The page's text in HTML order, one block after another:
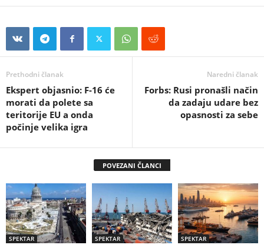
Prethodni članak
Ekspert objasnio: F-16 će
morati da polete sa
teritorije EU a onda
počinje velika igra
Naredni članak
Forbs: Rusi pronašli način
da zadaju udare bez
opasnosti za sebe
POVEZANI ČLANCI
SPEKTAR SPEKTAR SPEKTAR